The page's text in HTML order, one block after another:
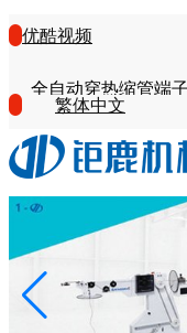
优酷视频
全自动穿热缩管端
繁体中文